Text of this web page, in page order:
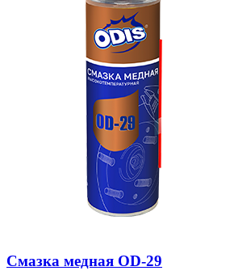
Смазка медная OD-29